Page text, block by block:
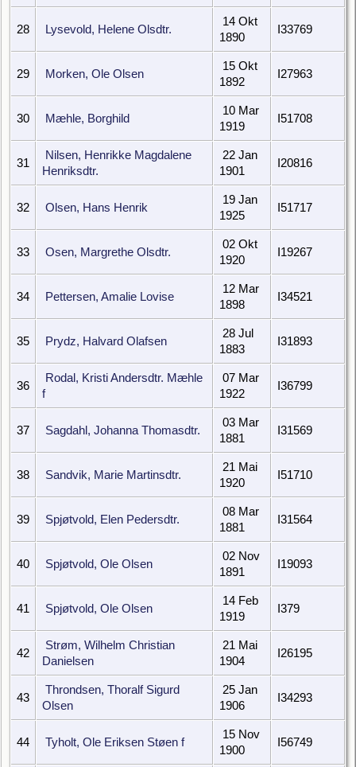
28 Lysevold, Helene Olsdtr.
14 Okt
1890
I33769
29 Morken, Ole Olsen
15 Okt
1892
I27963
30 Mæhle, Borghild
10 Mar
1919
I51708
31
Nilsen, Henrikke Magdalene
Henriksdtr.
22 Jan
1901
I20816
32 Olsen, Hans Henrik
19 Jan
1925
I51717
33 Osen, Margrethe Olsdtr.
02 Okt
1920
I19267
34 Pettersen, Amalie Lovise
12 Mar
1898
I34521
35 Prydz, Halvard Olafsen
28 Jul
1883
I31893
36
Rodal, Kristi Andersdtr. Mæhle
f
07 Mar
1922
I36799
37 Sagdahl, Johanna Thomasdtr.
03 Mar
1881
I31569
38 Sandvik, Marie Martinsdtr.
21 Mai
1920
I51710
39 Spjøtvold, Elen Pedersdtr.
08 Mar
1881
I31564
40 Spjøtvold, Ole Olsen
02 Nov
1891
I19093
41 Spjøtvold, Ole Olsen
14 Feb
1919
I379
42
Strøm, Wilhelm Christian
Danielsen
21 Mai
1904
I26195
43
Throndsen, Thoralf Sigurd
Olsen
25 Jan
1906
I34293
44 Tyholt, Ole Eriksen Støen f
15 Nov
1900
I56749